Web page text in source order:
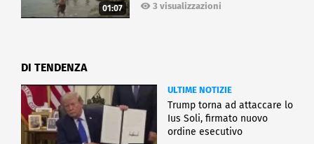
01:07 3 visualizzazioni
DI TENDENZA
ULTIME NOTIZIE
Trump torna ad attaccare lo
Ius Soli, firmato nuovo
ordine esecutivo